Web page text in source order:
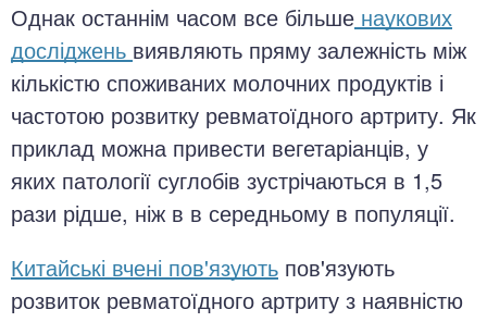
Однак останнім часом все більше наукових
досліджень виявляють пряму залежність між
кількістю споживаних молочних продуктів і
частотою розвитку ревматоїдного артриту. Як
приклад можна привести вегетаріанців, у
яких патології суглобів зустрічаються в 1,5
рази рідше, ніж в в середньому в популяції.
Китайські вчені пов'язують пов'язують
розвиток ревматоїдного артриту з наявністю